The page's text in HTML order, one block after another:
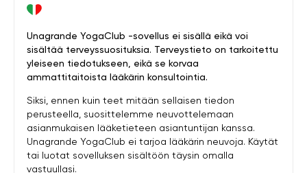
Unagrande YogaClub -sovellus ei sisällä eikä voi
sisältää terveyssuosituksia. Terveystieto on tarkoitettu
yleiseen tiedotukseen, eikä se korvaa
ammattitaitoista lääkärin konsultointia.
Siksi, ennen kuin teet mitään sellaisen tiedon
perusteella, suosittelemme neuvottelemaan
asianmukaisen lääketieteen asiantuntijan kanssa.
Unagrande YogaClub ei tarjoa lääkärin neuvoja. Käytät
tai luotat sovelluksen sisältöön täysin omalla
vastuullasi.